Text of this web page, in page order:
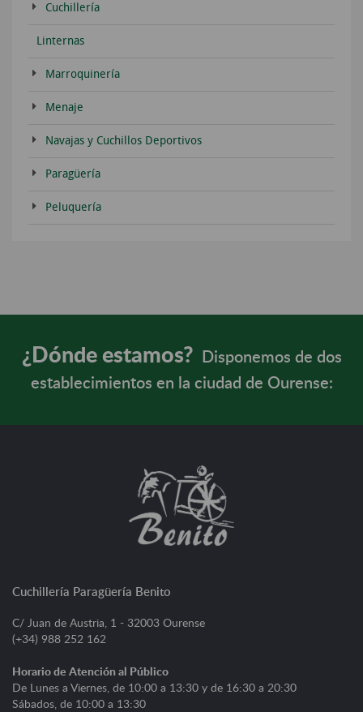
Cuchillería
Linternas
Marroquinería
Menaje
Navajas y Cuchillos Deportivos
Paragüería
Peluquería
¿Dónde estamos?
Disponemos de dos
establecimientos en la ciudad de Ourense:
Cuchillería Paragüería Benito
C/ Juan de Austria, 1 - 32003 Ourense
(+34) 988 252 162
Horario de Atención al Público
De Lunes a Viernes, de 10:00 a 13:30 y de 16:30 a 20:30
Sábados, de 10:00 a 13:30